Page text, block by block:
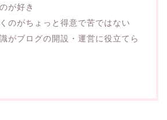
が好き
のがちょっと得意で苦ではない
がブログの開設・運営に役立てら